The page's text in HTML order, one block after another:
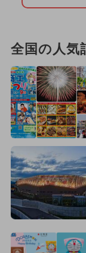
ワークショ
全国の人気